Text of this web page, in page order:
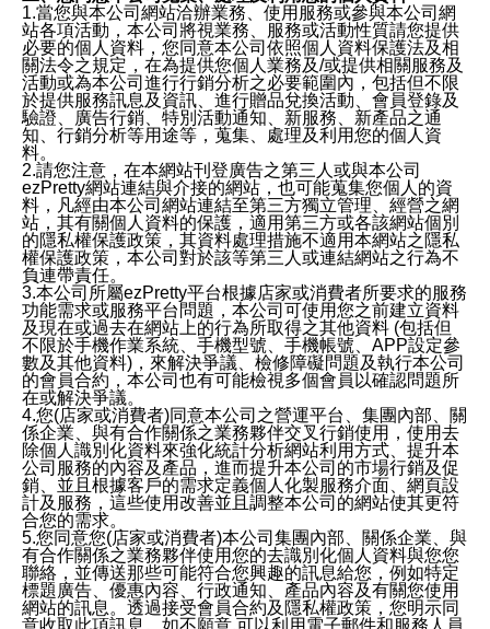
1.當您與本公司網站洽辦業務、使用服務或參與本公司網
站各項活動，本公司將視業務、服務或活動性質請您提供
必要的個人資料，您同意本公司依照個人資料保護法及相
關法令之規定，在為提供您個人業務及/或提供相關服務及
活動或為本公司進行行銷分析之必要範圍內，包括但不限
於提供服務訊息及資訊、進行贈品兌換活動、會員登錄及
驗證、廣告行銷、特別活動通知、新服務、新產品之通
知、行銷分析等用途等，蒐集、處理及利用您的個人資
料。
2.請您注意，在本網站刊登廣告之第三人或與本公司
ezPretty網站連結與介接的網站，也可能蒐集您個人的資
料，凡經由本公司網站連結至第三方獨立管理、經營之網
站，其有關個人資料的保護，適用第三方或各該網站個別
的隱私權保護政策，其資料處理措施不適用本網站之隱私
權保護政策，本公司對於該等第三人或連結網站之行為不
負連帶責任。
3.本公司所屬ezPretty平台根據店家或消費者所要求的服務
功能需求或服務平台問題，本公司可使用您之前建立資料
及現在或過去在網站上的行為所取得之其他資料 (包括但
不限於手機作業系統、手機型號、手機帳號、APP設定參
數及其他資料)，來解決爭議、檢修障礙問題及執行本公司
的會員合約，本公司也有可能檢視多個會員以確認問題所
在或解決爭議。
4.您(店家或消費者)同意本公司之營運平台、集團內部、關
係企業、與有合作關係之業務夥伴交叉行銷使用，使用去
除個人識別化資料來強化統計分析網站利用方式、提升本
公司服務的內容及產品，進而提升本公司的市場行銷及促
銷、並且根據客戶的需求定義個人化製服務介面、網頁設
計及服務，這些使用改善並且調整本公司的網站使其更符
合您的需求。
5.您同意您(店家或消費者)本公司集團內部、關係企業、與
有合作關係之業務夥伴使用您的去識別化個人資料與您您
聯絡，並傳送那些可能符合您興趣的訊息給您，例如特定
標題廣告、優惠內容、行政通知、產品內容及有關您使用
網站的訊息。透過接受會員合約及隱私權政策，您明示同
意收取此項訊息。如不願意,可以利用電子郵件和服務人員